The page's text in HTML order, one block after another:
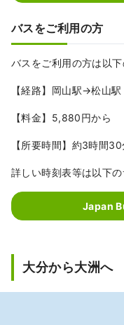
バスをご利用の方
バスをご利用の方は以下
【経路】岡山駅→松山
【料金】5,880円から
【所要時間】約3時間30
詳しい時刻表等は以下の
Japan
大分から大洲へ